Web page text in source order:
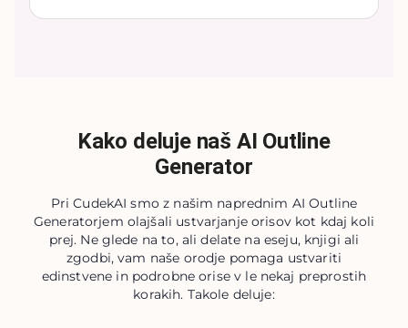
Kako deluje naš AI Outline
Generator
Pri CudekAI smo z našim naprednim AI Outline
Generatorjem olajšali ustvarjanje orisov kot kdaj koli
prej. Ne glede na to, ali delate na eseju, knjigi ali
zgodbi, vam naše orodje pomaga ustvariti
edinstvene in podrobne orise v le nekaj preprostih
korakih. Takole deluje: